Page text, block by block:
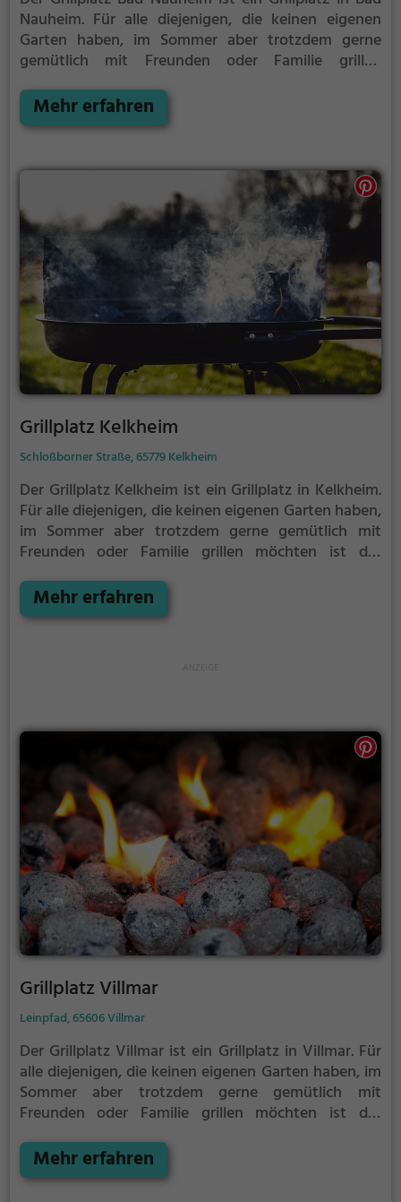
Nauheim. Für alle diejenigen, die keinen eigenen
Garten haben, im Sommer aber trotzdem gerne
gemütlich mit Freunden oder Familie grillen
Mehr erfahren
Grillplatz Kelkheim
Schloßborner Straße, 65779 Kelkheim
Der Grillplatz Kelkheim ist ein Grillplatz in Kelkheim.
Für alle diejenigen, die keinen eigenen Garten haben,
im Sommer aber trotzdem gerne gemütlich mit
Freunden oder Familie grillen möchten ist der
Holzkohle.
Mehr erfahren
Grillplatz Villmar
Leinpfad, 65606 Villmar
Der Grillplatz Villmar ist ein Grillplatz in Villmar. Für
alle diejenigen, die keinen eigenen Garten haben, im
Sommer aber trotzdem gerne gemütlich mit
Freunden oder Familie grillen möchten ist der
Grillplatzes: keine Nachbarn. Hier kann eine Feier
ruhig auch mal bis spät in die Nacht gehen und
Mehr erfahren